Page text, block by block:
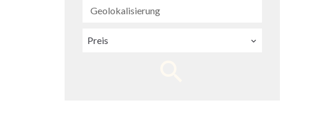
Geolokalisierung
Preis